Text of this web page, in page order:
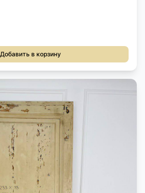
Добавить в корзину